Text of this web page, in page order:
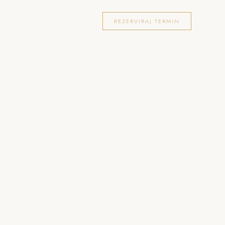
REZERVIRAJ TERMIN